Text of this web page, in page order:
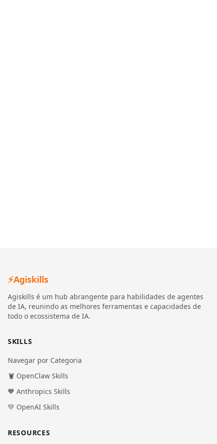
⚡Agiskills
Agiskills é um hub abrangente para habilidades de agentes
de IA, reunindo as melhores ferramentas e capacidades de
todo o ecossistema de IA.
SKILLS
Navegar por Categoria
🦞 OpenClaw Skills
🧡 Anthropics Skills
💚 OpenAI Skills
RESOURCES